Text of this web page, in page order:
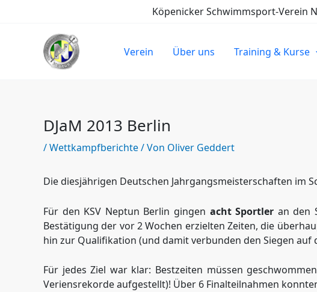
Köpenicker Schwimmsport-Verein
Verein Über uns Training & Kurse
DJaM 2013 Berlin
/Wettkampfberichte/ Von Oliver Geddert
Die diesjährigen Deutschen Jahrgangsmeisterschaften im
Für den KSV Neptun Berlin gingen acht Sportler an den
Bestätigung der vor 2 Wochen erzielten Zeiten, die
hin zur Qualifikation (und damit verbunden den Siegen auf
Für jedes Ziel war klar: Bestzeiten müssen
Veriensrekorde aufgestellt)! Über 6 Finalteilnahmen